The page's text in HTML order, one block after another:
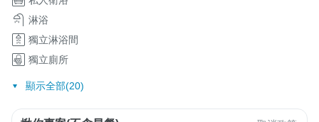
淋浴
獨立淋浴間
獨立廁所
顯示全部(20)